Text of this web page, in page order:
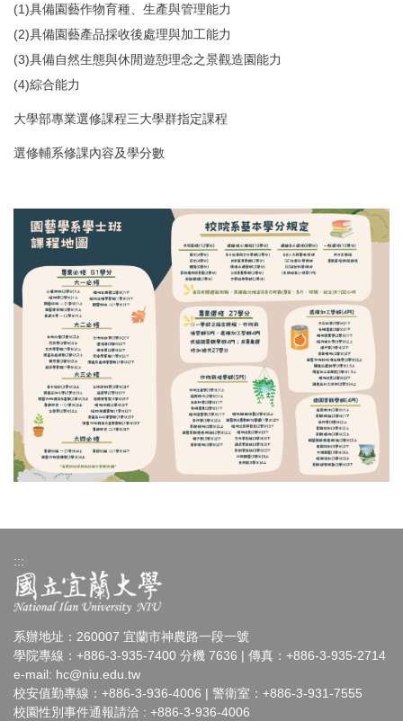
(1)具備園藝作物育種、生產與管理能力
(2)具備園藝產品採收後處理與加工能力
(3)具備自然生態與休閒遊憩理念之景觀造園能力
(4)綜合能力
大學部專業選修課程三大學群指定課程
選修輔系修課內容及學分數
:::
系辦地址：260007 宜蘭市神農路一段一號
學院專線：+886-3-935-7400 分機 7636 | 傳真：+886-3-935-2714
e-mail: hc@niu.edu.tw
校安值勤專線：+886-3-936-4006 | 警衛室：+886-3-931-7555
校園性別事件通報請洽 : +886-3-936-4006